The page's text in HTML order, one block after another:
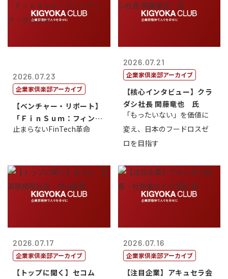
2026.07.23
企業家倶楽部アーカイブ
【ベンチャー・リポート】
「ＦｉｎＳｕｍ：フィンテ
ック・サミッ...
止まらないFinTech革命
2026.07.21
企業家倶楽部アーカイブ
【核心インタビュー】クラ
ダシ社長 関藤竜也 氏
「もったいない」を価値に
変え、日本のフードロスゼ
ロを目指す
2026.07.17
企業家倶楽部アーカイブ
【トップに聞く】セコム
2026.07.16
企業家倶楽部アーカイブ
【注目企業】アキュセラ会